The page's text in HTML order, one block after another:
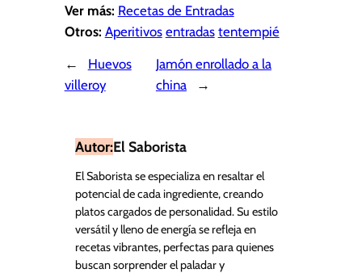
Ver más: Recetas de Entradas
Otros: Aperitivos entradas tentempié
←
Huevos
villeroy
Jamón enrollado a la
china
→
Autor:El Saborista
El Saborista se especializa en resaltar el
potencial de cada ingrediente, creando
platos cargados de personalidad. Su estilo
versátil y lleno de energía se refleja en
recetas vibrantes, perfectas para quienes
buscan sorprender el paladar y